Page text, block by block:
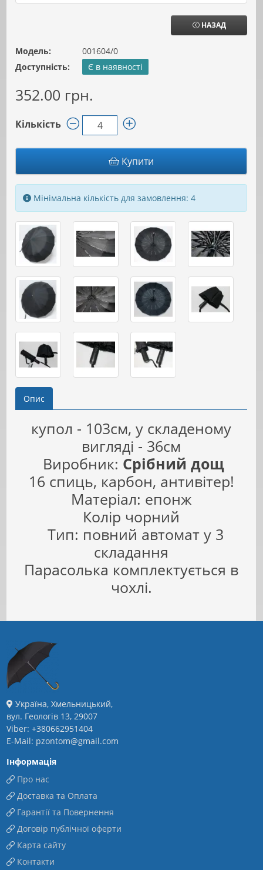
НАЗАД
Модель:
001604/0
Доступність:
Є в наявності
352.00 грн.
Кількість
Купити
Мінімальна кількість для замовлення: 4
Опис
купол - 103см, у складеному
вигляді - 36см
Виробник: Срібний дощ
16 спиць, карбон, антивітер!
Матеріал: епонж
Колір чорний
Тип: повний автомат у 3
складання
Парасолька комплектується в
чохлі.
Україна, Хмельницький,
вул. Геологів 13, 29007
Viber: +380662951404
E-Mail: pzontom@gmail.com
Інформація
Про нас
Доставка та Оплата
Гарантії та Повернення
Договір публічної оферти
Карта сайту
Контакти